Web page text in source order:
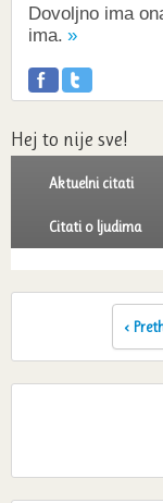
Dovoljno ima
ima.
Hej to nije sve!
Aktuelni citati
Citati o ljudima
‹